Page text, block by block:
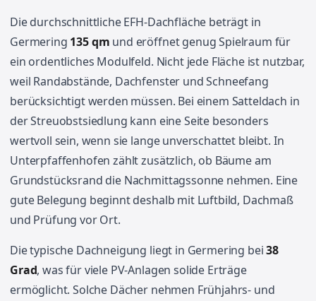
Die durchschnittliche EFH-Dachfläche beträgt in
Germering 135 qm und eröffnet genug Spielraum für
ein ordentliches Modulfeld. Nicht jede Fläche ist nutzbar,
weil Randabstände, Dachfenster und Schneefang
berücksichtigt werden müssen. Bei einem Satteldach in
der Streuobstsiedlung kann eine Seite besonders
wertvoll sein, wenn sie lange unverschattet bleibt. In
Unterpfaffenhofen zählt zusätzlich, ob Bäume am
Grundstücksrand die Nachmittagssonne nehmen. Eine
gute Belegung beginnt deshalb mit Luftbild, Dachmaß
und Prüfung vor Ort.
Die typische Dachneigung liegt in Germering bei38
Grad, was für viele PV-Anlagen solide Erträge
ermöglicht. Solche Dächer nehmen Frühjahrs- und